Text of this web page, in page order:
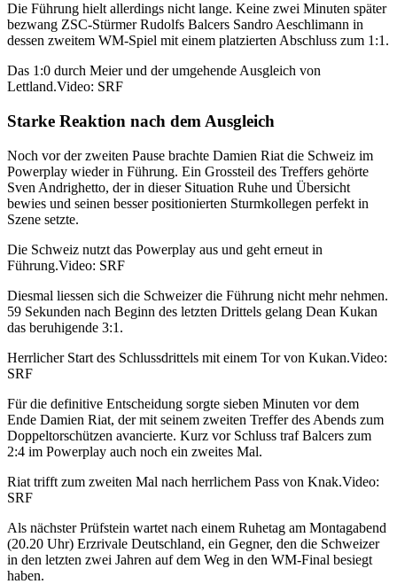
Die Führung hielt allerdings nicht lange. Keine zwei Minuten später
bezwang ZSC-Stürmer Rudolfs Balcers Sandro Aeschlimann in
dessen zweitem WM-Spiel mit einem platzierten Abschluss zum 1:1.
Das 1:0 durch Meier und der umgehende Ausgleich von
Lettland.Video: SRF
Starke Reaktion nach dem Ausgleich
Noch vor der zweiten Pause brachte Damien Riat die Schweiz im
Powerplay wieder in Führung. Ein Grossteil des Treffers gehörte
Sven Andrighetto, der in dieser Situation Ruhe und Übersicht
bewies und seinen besser positionierten Sturmkollegen perfekt in
Szene setzte.
Die Schweiz nutzt das Powerplay aus und geht erneut in
Führung.Video: SRF
Diesmal liessen sich die Schweizer die Führung nicht mehr nehmen.
59 Sekunden nach Beginn des letzten Drittels gelang Dean Kukan
das beruhigende 3:1.
Herrlicher Start des Schlussdrittels mit einem Tor von Kukan.Video:
SRF
Für die definitive Entscheidung sorgte sieben Minuten vor dem
Ende Damien Riat, der mit seinem zweiten Treffer des Abends zum
Doppeltorschützen avancierte. Kurz vor Schluss traf Balcers zum
2:4 im Powerplay auch noch ein zweites Mal.
Riat trifft zum zweiten Mal nach herrlichem Pass von Knak.Video:
SRF
Als nächster Prüfstein wartet nach einem Ruhetag am Montagabend
(20.20 Uhr) Erzrivale Deutschland, ein Gegner, den die Schweizer
in den letzten zwei Jahren auf dem Weg in den WM-Final besiegt
haben.